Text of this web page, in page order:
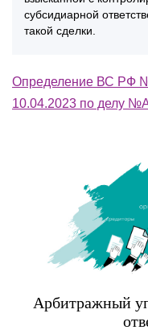
субсидиарной
такой сделки.
Определение ВС РФ
10.04.2023 по делу
Арбитражный